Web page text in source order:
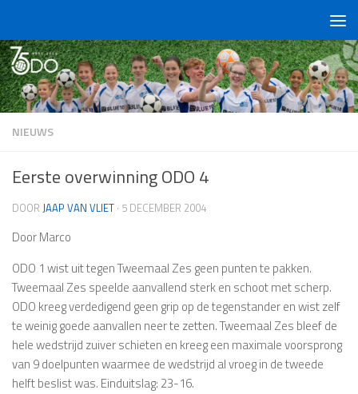
NIEUWS
Eerste overwinning ODO 4
DOOR JAAP VAN VLIET · 5 DECEMBER 2004
Door Marco
ODO 1 wist uit tegen Tweemaal Zes geen punten te pakken.
Tweemaal Zes speelde aanvallend sterk en schoot met scherp.
ODO kreeg verdedigend geen grip op de tegenstander en wist zelf
te weinig goede aanvallen neer te zetten. Tweemaal Zes bleef de
hele wedstrijd zuiver schieten en kreeg een maximale voorsprong
van 9 doelpunten waarmee de wedstrijd al vroeg in de tweede
helft beslist was. Einduitslag: 23-16.